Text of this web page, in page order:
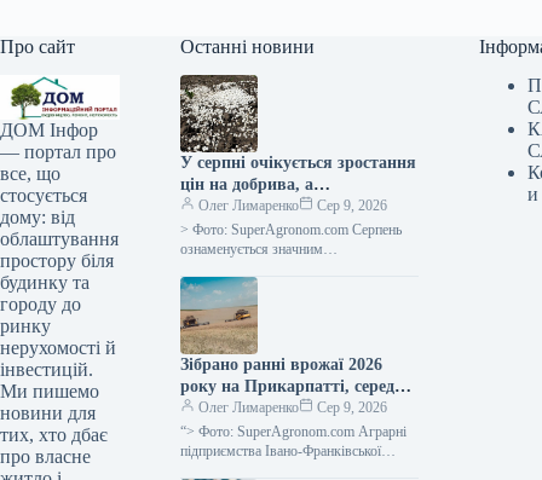
Про сайт
ДОМ Інфор
— портал про
все, що
стосується
дому: від
облаштування
простору біля
будинку та
городу до
ринку
нерухомості й
інвестицій.
Ми пишемо
новини для
тих, хто дбає
про власне
Останні новини
У серпні очікується зростання
цін на добрива, а
постачальники тимчасово
припиняють надання
кредитних умов —
Олег Лимаренко
Сер 9, 2026
> Фото: SuperAgronom.com Серпень
ознаменується значним
доступності добрив для українських
сільгоспвиробників. На ринку
спостерігається
Зібрано ранні врожаї 2026
року на Прикарпатті, середня
врожайність зернових
становить 5,64 тонни з
гектара — SuperAgronom.com
Олег Лимаренко
Сер 9, 2026
“> Фото: SuperAgronom.com Аграрні
підприємства Івано-Франківської
и